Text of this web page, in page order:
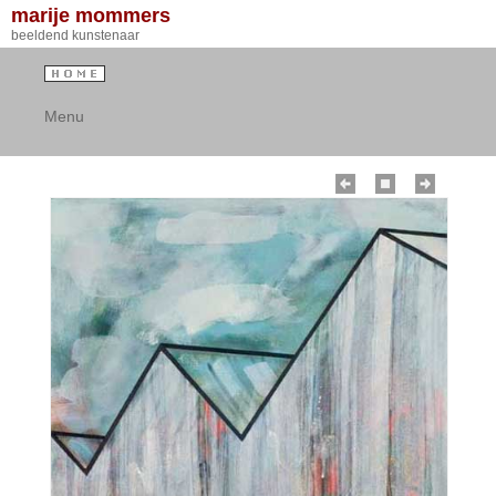
marije mommers
beeldend kunstenaar
Menu